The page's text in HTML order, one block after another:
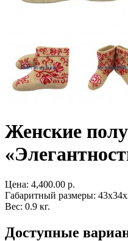
Женские
Цена: 4,400.00 р.
Габаритный размеры:
Вес: 0.9 кг.
Доступные